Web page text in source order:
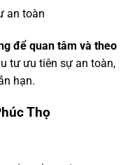
an toàn
để quan tâm và theo
tư ưu tiên sự an toàn,
hạn.
Thọ